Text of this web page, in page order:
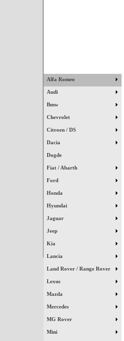
Alfa Romeo
Audi
Bmw
Chevrolet
Citroen / DS
Dacia
Dogde
Fiat / Abarth
Ford
Honda
Hyundai
Jaguar
Jeep
Kia
Lancia
Land Rover / Range Rover
Lexus
Mazda
Mercedes
MG Rover
Mini